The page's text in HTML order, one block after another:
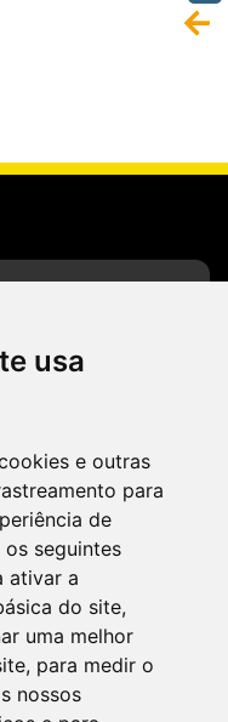
usa
e outras
para
de
seguintes
ativar a
do site,
uma melhor
, para medir o
nossos
Brasil 21, 20º
915 - Brasília/DF
3801.
horário comercial